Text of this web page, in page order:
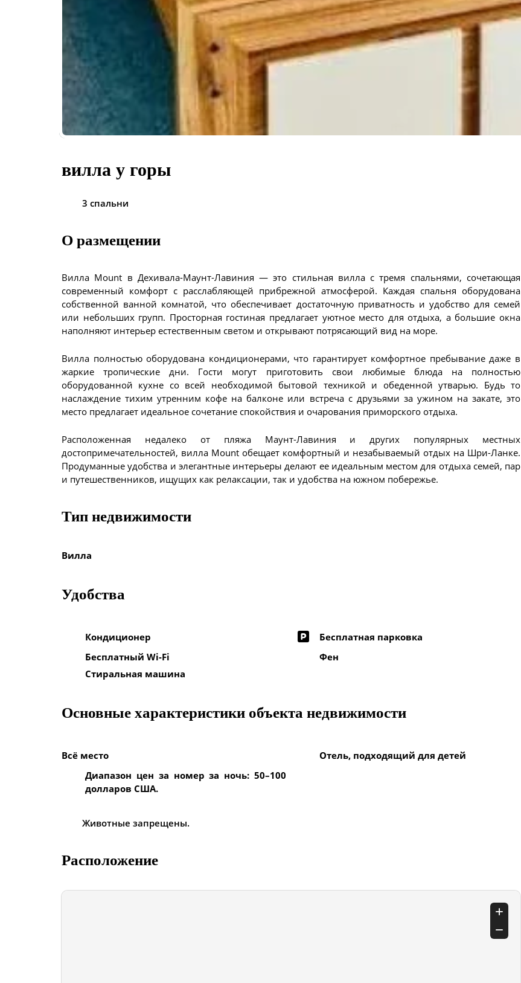
вилла у горы
3 спальни
О размещении
Вилла Mount в Дехивала-Маунт-Лавиния — это стильная вилла с тремя спальнями, сочетающая
современный комфорт с расслабляющей прибрежной атмосферой. Каждая спальня оборудована
собственной ванной комнатой, что обеспечивает достаточную приватность и удобство для семей
или небольших групп. Просторная гостиная предлагает уютное место для отдыха, а большие окна
наполняют интерьер естественным светом и открывают потрясающий вид на море.
Вилла полностью оборудована кондиционерами, что гарантирует комфортное пребывание даже в
жаркие тропические дни. Гости могут приготовить свои любимые блюда на полностью
оборудованной кухне со всей необходимой бытовой техникой и обеденной утварью. Будь то
наслаждение тихим утренним кофе на балконе или встреча с друзьями за ужином на закате, это
место предлагает идеальное сочетание спокойствия и очарования приморского отдыха.
Расположенная недалеко от пляжа Маунт-Лавиния и других популярных местных
достопримечательностей, вилла Mount обещает комфортный и незабываемый отдых на Шри-Ланке.
Продуманные удобства и элегантные интерьеры делают ее идеальным местом для отдыха семей, пар
и путешественников, ищущих как релаксации, так и удобства на южном побережье.
Тип недвижимости
Вилла
Удобства
Кондиционер
Бесплатная парковка
Бесплатный Wi-Fi
Фен
Стиральная машина
Основные характеристики объекта недвижимости
Всё место
Отель, подходящий для детей
Диапазон цен за номер за ночь: 50–100
долларов США.
Животные запрещены.
Расположение